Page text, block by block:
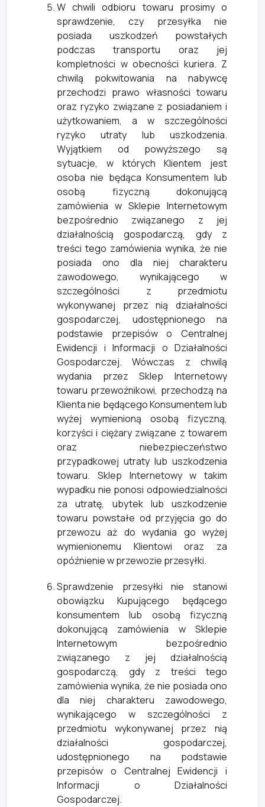
W chwili odbioru towaru prosimy o
sprawdzenie, czy przesyłka nie
posiada uszkodzeń powstałych
podczas transportu oraz jej
kompletności w obecności kuriera. Z
chwilą pokwitowania na nabywcę
przechodzi prawo własności towaru
oraz ryzyko związane z posiadaniem i
użytkowaniem, a w szczególności
ryzyko utraty lub uszkodzenia.
Wyjątkiem od powyższego są
sytuacje, w których Klientem jest
osoba nie będąca Konsumentem lub
osobą fizyczną dokonującą
zamówienia w Sklepie Internetowym
bezpośrednio związanego z jej
działalnością gospodarczą, gdy z
treści tego zamówienia wynika, że nie
posiada ono dla niej charakteru
zawodowego, wynikającego w
szczególności z przedmiotu
wykonywanej przez nią działalności
gospodarczej, udostępnionego na
podstawie przepisów o Centralnej
Ewidencji i Informacji o Działalności
Gospodarczej. Wówczas z chwilą
wydania przez Sklep Internetowy
towaru przewoźnikowi, przechodzą na
Klienta nie będącego Konsumentem lub
wyżej wymienioną osobą fizyczną,
korzyści i ciężary związane z towarem
oraz niebezpieczeństwo
przypadkowej utraty lub uszkodzenia
towaru. Sklep Internetowy w takim
wypadku nie ponosi odpowiedzialności
za utratę, ubytek lub uszkodzenie
towaru powstałe od przyjęcia go do
przewozu aż do wydania go wyżej
wymienionemu Klientowi oraz za
opóźnienie w przewozie przesyłki.
Sprawdzenie przesyłki nie stanowi
obowiązku Kupującego będącego
konsumentem lub osobą fizyczną
dokonującą zamówienia w Sklepie
Internetowym bezpośrednio
związanego z jej działalnością
gospodarczą, gdy z treści tego
zamówienia wynika, że nie posiada ono
dla niej charakteru zawodowego,
wynikającego w szczególności z
przedmiotu wykonywanej przez nią
działalności gospodarczej,
udostępnionego na podstawie
przepisów o Centralnej Ewidencji i
Informacji o Działalności
Gospodarczej.